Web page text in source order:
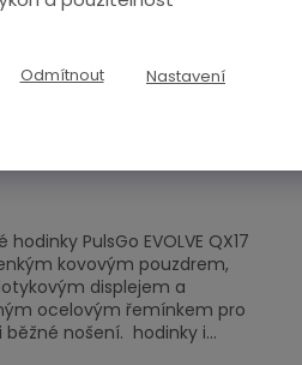
Nastavení
Odmítnout
hodinky PulsGo EVOLVE QX17
kovovým pouzdrem,
displejem a
ocelovým řemínkem pro
běžné nošení. hodinky i...